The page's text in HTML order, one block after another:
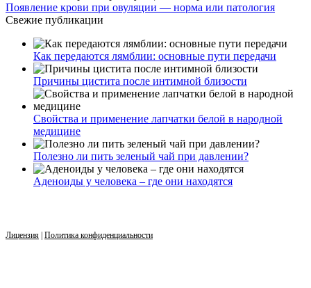
Появление крови при овуляции — норма или патология
Свежие публикации
Как передаются лямблии: основные пути передачи
Причины цистита после интимной близости
Свойства и применение лапчатки белой в народной
медицине
Полезно ли пить зеленый чай при давлении?
Аденоиды у человека – где они находятся
Лицензия | Политика конфиденциальности